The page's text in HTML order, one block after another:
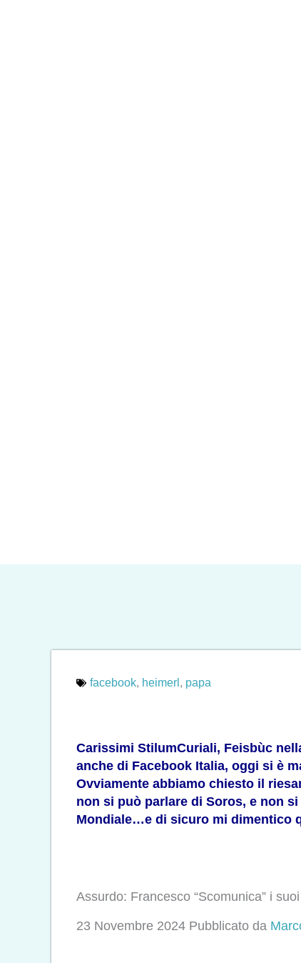
facebook, heimerl , papa
Carissimi StilumCuriali, Feisbùc
anche di Facebook Italia, oggi si è
Ovviamente abbiamo chiesto il
non si può parlare di Soros, e non
Mondiale…e di sicuro mi dimentico
Assurdo: Francesco “Scomunica” i
23 Novembre 2024 Pubblicato da